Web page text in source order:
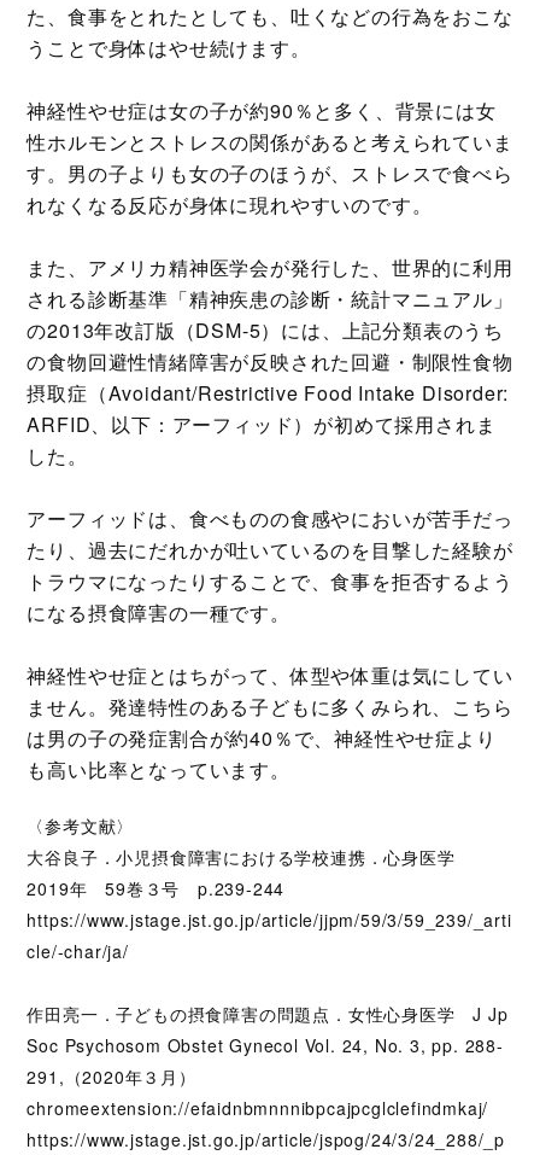
た、食事をとれたとしても、吐くなどの行為をおこな
うことで身体はやせ続けます。
神経性やせ症は女の子が約90％と多く、背景には女
性ホルモンとストレスの関係があると考えられていま
す。男の子よりも女の子のほうが、ストレスで食べら
れなくなる反応が身体に現れやすいのです。
また、アメリカ精神医学会が発行した、世界的に利用
される診断基準「精神疾患の診断・統計マニュアル」
の2013年改訂版（DSM-5）には、上記分類表のうち
の食物回避性情緒障害が反映された回避・制限性食物
摂取症（Avoidant/Restrictive Food Intake Disorder:
ARFID、以下：アーフィッド）が初めて採用されま
した。
アーフィッドは、食べものの食感やにおいが苦手だっ
たり、過去にだれかが吐いているのを目撃した経験が
トラウマになったりすることで、食事を拒否するよう
になる摂食障害の一種です。
神経性やせ症とはちがって、体型や体重は気にしてい
ません。発達特性のある子どもに多くみられ、こちら
は男の子の発症割合が約40％で、神経性やせ症より
も高い比率となっています。
〈参考文献〉
大谷良子．小児摂食障害における学校連携．心身医学
2019年 59巻３号 p.239-244
https://www.jstage.jst.go.jp/article/jjpm/59/3/59_239/_arti
cle/-char/ja/
作田亮一．子どもの摂食障害の問題点．女性心身医学 J Jp
Soc Psychosom Obstet Gynecol Vol. 24, No. 3, pp. 288-
291,（2020年３月）
chromeextension://efaidnbmnnnibpcajpcglclefindmkaj/
https://www.jstage.jst.go.jp/article/jspog/24/3/24_288/_p